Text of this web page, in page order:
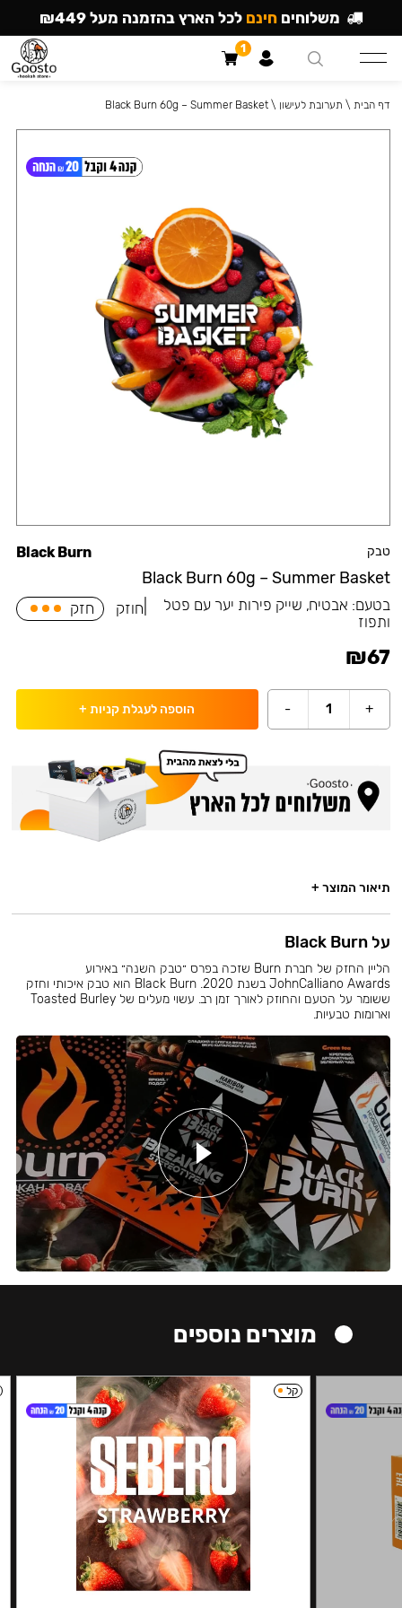
טבק
Black Burn 60g – Summer Basket
Black Burn
בטעם: אבטיח, שייק פירות יער עם פטל
ותפוז
חוזק חזק
₪67
+
1
- הוספה לעגלת קניות +
דף הבית \ תערובת לעישון \
Black Burn 60g – Summer Basket
תיאור המוצר +
על Black Burn
הליין החזק של חברת Burn שזכה בפרס ״טבק השנה״ באירוע
JohnCalliano Awards בשנת 2020. Black Burn הוא טבק איכותי וחזק
ששומר על הטעם והחוזק לאורך זמן רב. עשוי מעלים של Toasted Burley
וארומות טבעיות.
מוצרים נוספים
קל
משלוחים חינם לכל הארץ בהזמנה מעל ₪449
1